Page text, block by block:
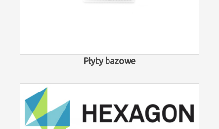
Płyty bazowe